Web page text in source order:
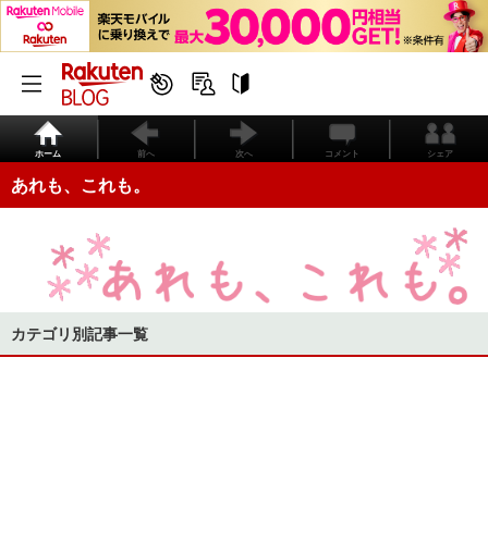
ホーム 前へ 次へ コメント シェア
あれも、これも。
カテゴリ別記事一覧